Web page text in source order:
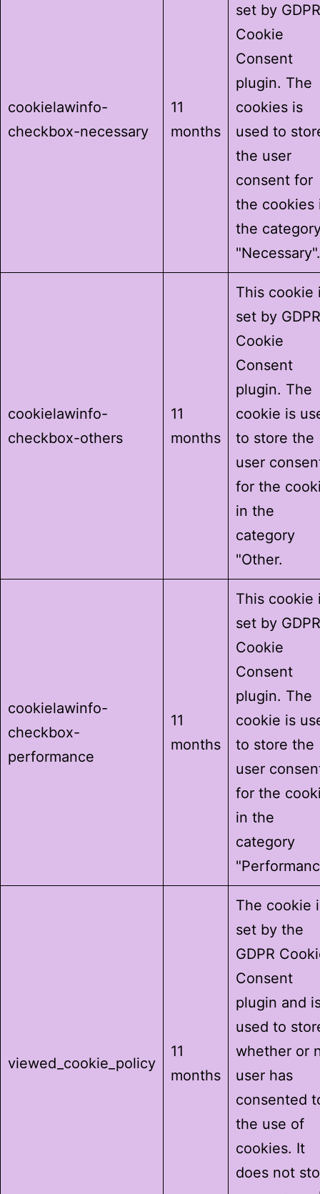
cookielawinfo-
checkbox-necessary
11
months
set by GDPR
Cookie
Consent
plugin. The
cookies is
used to
the user
consent for
the cookies
the
"Necessary".
cookielawinfo-
checkbox-others
11
months
This cookie
set by GDPR
Cookie
Consent
plugin. The
cookie is
to store the
user
for the
in the
category
"Other.
cookielawinfo-
checkbox-
performance
11
months
This cookie
set by GDPR
Cookie
Consent
plugin. The
cookie is
to store the
user
for the
in the
category
viewed_cookie_policy
11
months
The cookie
set by the
GDPR
Consent
plugin and
used to
whether or
user has
consented
the use of
cookies. It
does not